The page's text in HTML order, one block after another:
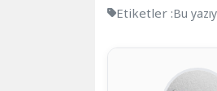
Etiketler :Bu